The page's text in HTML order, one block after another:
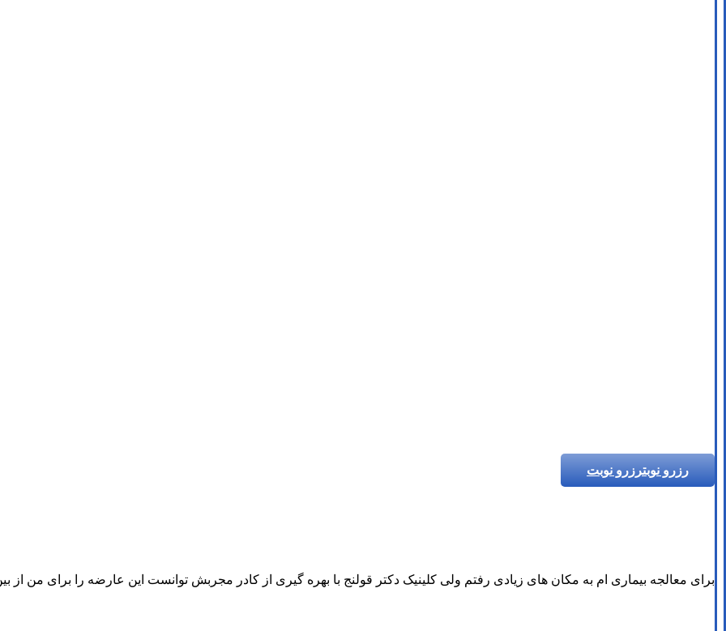
رزرو نوبترزرو نوبت
برای معالجه بیماری ام به مکان های زیادی رفتم ولی کلینیک دکتر قولنج با بهره گیری از کادر مجربش توانست این عارضه را برای من از بین